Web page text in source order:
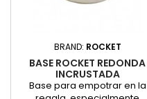
BRAND: ROCKET
BASE ROCKET REDONDA
INCRUSTADA
Base para empotrar en la